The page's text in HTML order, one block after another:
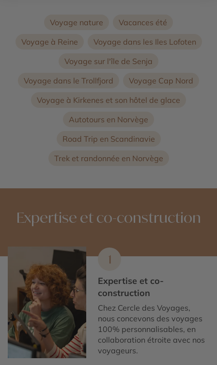
Voyage nature
Vacances été
Voyage à Reine
Voyage dans les Iles Lofoten
Voyage sur l'île de Senja
Voyage dans le Trollfjord
Voyage Cap Nord
Voyage à Kirkenes et son hôtel de glace
Autotours en Norvège
Road Trip en Scandinavie
Trek et randonnée en Norvège
Expertise et co-construction
1
Expertise et co-
construction
Chez Cercle des Voyages,
nous concevons des voyages
100% personnalisables, en
collaboration étroite avec nos
voyageurs.